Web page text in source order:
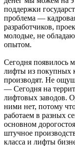
поддержки
проблема —
разработчиков,
молодые, не
опытом.
Сегодня появилось
лифты из покупных
производят. Не
— Сегодня на
лифтовых заводов.
ними нет, потому
работаем в разных
основном
штучное
класса и лифты